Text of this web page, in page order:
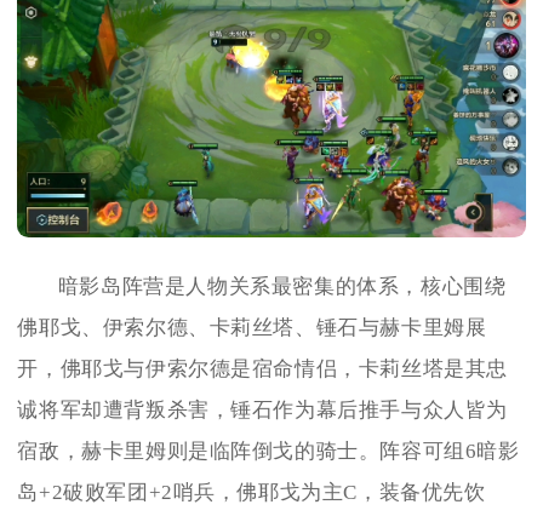
暗影岛阵营是人物关系最密集的体系，核心围绕
佛耶戈、伊索尔德、卡莉丝塔、锤石与赫卡里姆展
开，佛耶戈与伊索尔德是宿命情侣，卡莉丝塔是其忠
诚将军却遭背叛杀害，锤石作为幕后推手与众人皆为
宿敌，赫卡里姆则是临阵倒戈的骑士。阵容可组6暗影
岛+2破败军团+2哨兵，佛耶戈为主C，装备优先饮